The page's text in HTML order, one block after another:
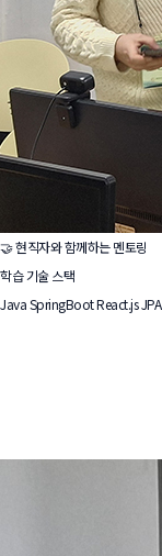
🤝 현직자와 함께하는 멘토링
학습 기술 스택
JavaSpringBootReact.jsJPA